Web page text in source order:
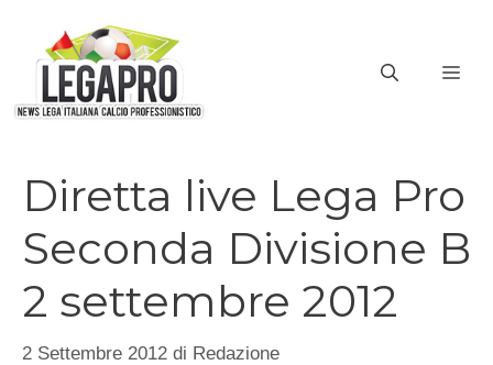
contenuto
Diretta live Lega Pro
Seconda Divisione B
2 settembre 2012
2 Settembre 2012 di Redazione